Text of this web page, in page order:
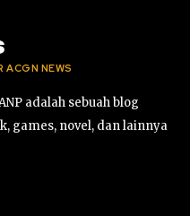
ACGN NEWS
adalah sebuah blog
games, novel, dan lainnya